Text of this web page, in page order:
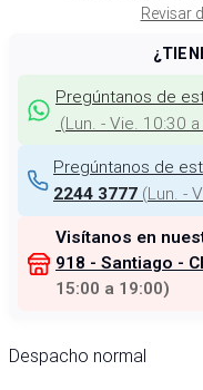
Revisar
Pregúntanos de
(Lun. - Vie. 10:30
Pregúntanos de
2244 3777 (Lun. -
Visítanos en
918 - Santiago -
15:00 a 19:00)
Despacho normal